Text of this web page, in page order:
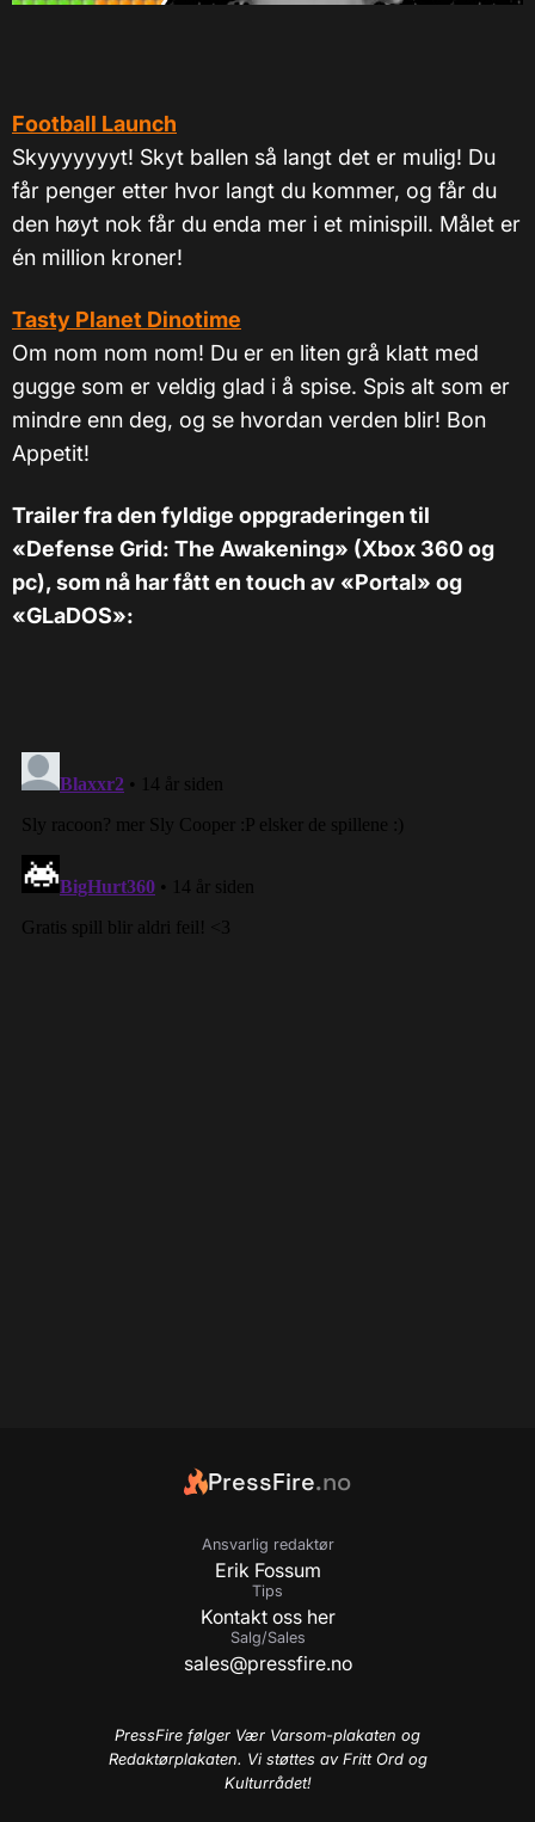
Football Launch
Skyyyyyyyt! Skyt ballen så langt det er mulig! Du
får penger etter hvor langt du kommer, og får du
den høyt nok får du enda mer i et minispill. Målet er
én million kroner!
Tasty Planet Dinotime
Om nom nom nom! Du er en liten grå klatt med
gugge som er veldig glad i å spise. Spis alt som er
mindre enn deg, og se hvordan verden blir! Bon
Appetit!
Trailer fra den fyldige oppgraderingen til
«Defense Grid: The Awakening» (Xbox 360 og
pc), som nå har fått en touch av «Portal» og
«GLaDOS»:
PressFire.no
Ansvarlig redaktør
Erik Fossum
Tips
Kontakt oss her
Salg/Sales
sales@pressfire.no
PressFire følger Vær Varsom-plakaten og
Redaktørplakaten. Vi støttes av Fritt Ord og
Kulturrådet!